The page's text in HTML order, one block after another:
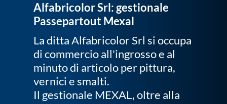
Alfabricolor Srl: gestionale
Passepartout Mexal
La ditta Alfabricolor Srl si occupa
di commercio all'ingrosso e al
minuto di articolo per pittura,
vernici e smalti.
Il gestionale MEXAL, oltre alla